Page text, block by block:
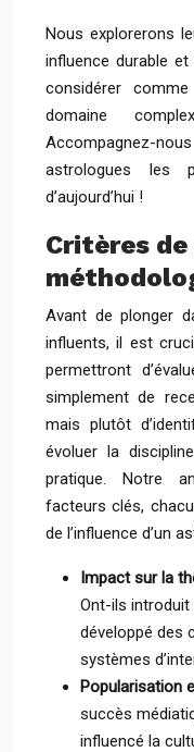
Nous explorerons
influence durable
considérer
domaine
Accompagnez-
astrologues les
d’aujourd’hui !
Critères
Avant de plonger
influents, il est
permettront
simplement de
mais plutôt
évoluer la
pratique. Notre
facteurs clés,
de l’influence d’un
Impact sur la
Ont-ils introduit
développé des
systèmes
Popularisation
succès
influencé la